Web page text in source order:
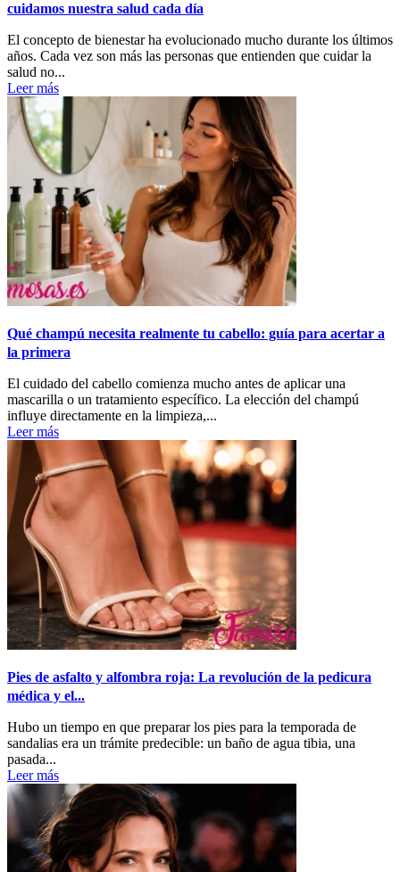
cuidamos nuestra salud cada día
El concepto de bienestar ha evolucionado mucho durante los últimos
años. Cada vez son más las personas que entienden que cuidar la
salud no...
Leer más
Qué champú necesita realmente tu cabello: guía para acertar a
la primera
El cuidado del cabello comienza mucho antes de aplicar una
mascarilla o un tratamiento específico. La elección del champú
influye directamente en la limpieza,...
Leer más
Pies de asfalto y alfombra roja: La revolución de la pedicura
médica y el...
Hubo un tiempo en que preparar los pies para la temporada de
sandalias era un trámite predecible: un baño de agua tibia, una
pasada...
Leer más